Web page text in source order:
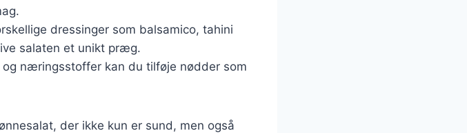
dressinger som balsamico, tahini
salaten et unikt præg.
og næringsstoffer kan du tilføje nødder som
der ikke kun er sund, men også